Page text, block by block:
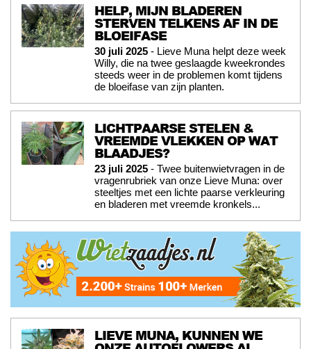
HELP, MIJN BLADEREN
STERVEN TELKENS AF IN DE
BLOEIFASE
30 juli 2025 - Lieve Muna helpt deze week
Willy, die na twee geslaagde kweekrondes
steeds weer in de problemen komt tijdens
de bloeifase van zijn planten.
LICHTPAARSE STELEN &
VREEMDE VLEKKEN OP WAT
BLAADJES?
23 juli 2025 - Twee buitenwietvragen in de
vragenrubriek van onze Lieve Muna: over
steeltjes met een lichte paarse verkleuring
en bladeren met vreemde kronkels...
LIEVE MUNA, KUNNEN WE